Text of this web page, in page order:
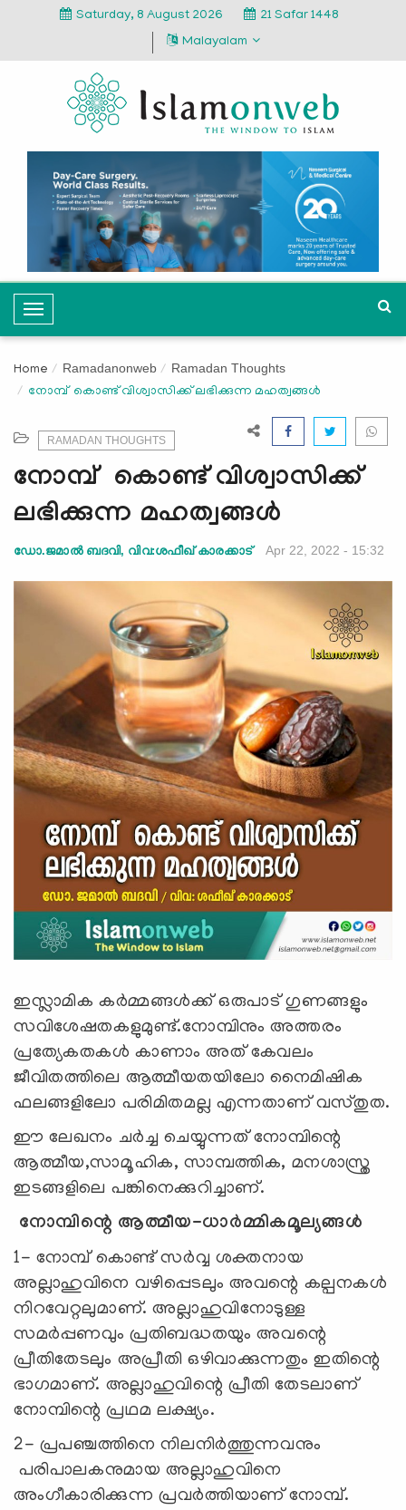
Saturday, 8 August 2026
21 Safar 1448
Malayalam
T
o
g
l
a
v
i
a
i
Home Ramadanonweb Ramadan Thoughts
നോമ്പ് കൊണ്ട്‌ വിശ്വാസിക്ക് ലഭിക്കുന്ന മഹത്വങ്ങൾ
RAMADAN THOUGHTS
നോമ്പ് കൊണ്ട്‌ വിശ്വാസിക്ക്
ലഭിക്കുന്ന മഹത്വങ്ങൾ
ഡോ.ജമാല്‍ ബദവി, വിവ‍:ശഫീഖ് കാരക്കാട് Apr 22, 2022 - 15:32
ഇസ്ലാമിക കർമ്മങ്ങൾക്ക് ഒരുപാട് ഗുണങ്ങളും
സവിശേഷതകളുമുണ്ട്.നോമ്പിനും അത്തരം
പ്രത്യേകതകൾ കാണാം അത് കേവലം
ജീവിതത്തിലെ ആത്മീയതയിലോ നൈമിഷിക
ഫലങ്ങളിലോ പരിമിതമല്ല എന്നതാണ് വസ്തുത.
ഈ ലേഖനം ചർച്ച ചെയ്യുന്നത് നോമ്പിന്റെ
ആത്മീയ,സാമൂഹിക, സാമ്പത്തിക, മനശാസ്ത്ര
ഇടങ്ങളിലെ പങ്കിനെക്കുറിച്ചാണ്.
നോമ്പിന്റെ ആത്മീയ-ധാർമ്മികമൂല്യങ്ങൾ
1- നോമ്പ് കൊണ്ട് സർവ്വ ശക്തനായ
അല്ലാഹുവിനെ വഴിപ്പെടലും അവന്റെ കല്പനകൾ
നിറവേറ്റലുമാണ്. അല്ലാഹുവിനോടുള്ള
സമർപ്പണവും പ്രതിബദ്ധതയും അവന്റെ
പ്രീതിതേടലും അപ്രീതി ഒഴിവാക്കുന്നതും ഇതിന്റെ
ഭാഗമാണ്. അല്ലാഹുവിന്റെ പ്രീതി തേടലാണ്
നോമ്പിന്റെ പ്രഥമ ലക്ഷ്യം.
2- പ്രപഞ്ചത്തിനെ നിലനിർത്തുന്നവനും
പരിപാലകനുമായ അല്ലാഹുവിനെ
അംഗീകാരിക്കുന്ന പ്രവർത്തിയാണ് നോമ്പ്.